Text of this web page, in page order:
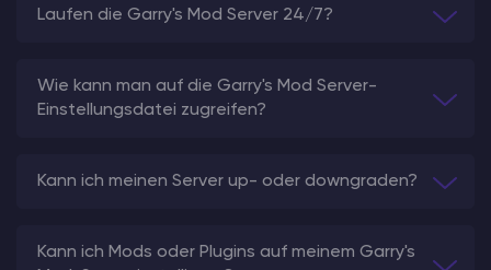
Laufen die Garry's Mod Server 24/7?
Wie kann man auf die Garry's Mod Server-
Einstellungsdatei zugreifen?
Kann ich meinen Server up- oder downgraden?
Kann ich Mods oder Plugins auf meinem Garry's